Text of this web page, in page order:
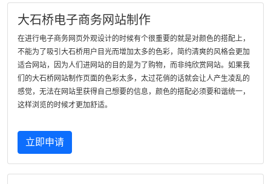
大石桥电子商务网站制作
在进行电子商务网页外观设计的时候有个很重要的就是对颜色的搭配上，
不能为了吸引大石桥用户目光而增加太多的色彩，简约清爽的风格会更加
适合网站，因为人们进网站的目的是为了购物，而非纯欣赏网站。如果我
们的大石桥网站制作页面的色彩太多，太过花俏的话就会让人产生凌乱的
感觉，无法在网站里获得自己想要的信息，颜色的搭配必须要和谐统一，
这样浏览的时候才更加舒适。
立即申请